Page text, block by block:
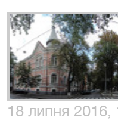
18 липня 2016,